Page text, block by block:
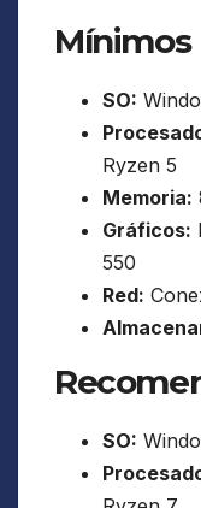
Mínimos
SO:
Ryzen 5
Memoria:
Gráficos:
550
Red:
SO: